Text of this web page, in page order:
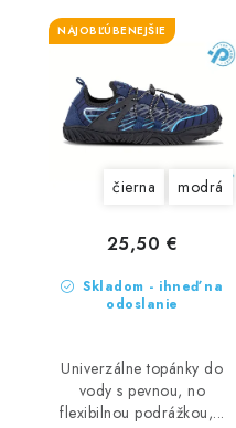
NAJOBĽÚBENEJŠIE
čierna modrá
Skladom - ihneď na
odoslanie
25,50 €
Univerzálne topánky do
vody s pevnou, no
flexibilnou podrážkou,...